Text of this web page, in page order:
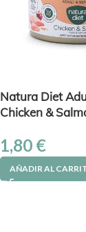
Natura Diet
Chicken &
1,80 €
AÑADIR AL